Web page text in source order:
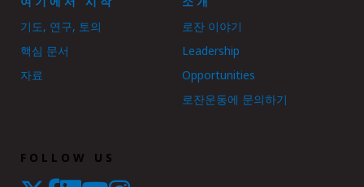
기도, 연구, 토의
핵심 문서
자료
로잔 이야기
Leadership
Opportunities
로잔운동에 문의하기
FOLLOW US